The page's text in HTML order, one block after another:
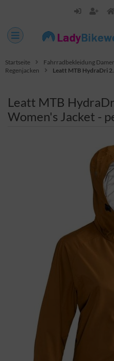
Startseite Fahrradbekleidung
Regenjacken
Leatt MTB HydraDri
Leatt MTB
Women's Jacket -